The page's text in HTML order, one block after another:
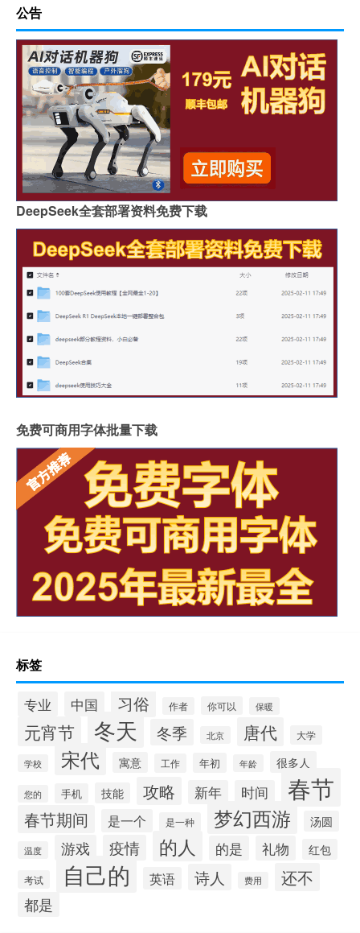
公告
DeepSeek全套部署资料免费下载
免费可商用字体批量下载
标签
专业 中国 习俗 作者 你可以 保暖
元宵节 冬天 冬季 北京 唐代 大学
学校 宋代 寓意 工作 年初 年龄 很多人
您的 手机 技能 攻略 新年 时间 春节
春节期间 是一个 是一种 梦幻西游 汤圆
温度 游戏 疫情 的人 的是 礼物 红包
考试 自己的 英语 诗人 费用 还不
都是